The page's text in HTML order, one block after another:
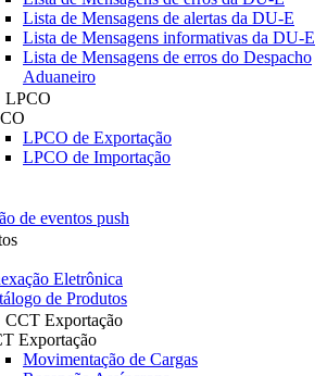
Lista de Mensagens de alertas da DU-E
Lista de Mensagens informativas da DU-E
Lista de Mensagens de erros do Despacho
Aduaneiro
LPCO
LPCO de Exportação
LPCO de Importação
de eventos push
Eletrônica
de Produtos
CCT Exportação
Exportação
Movimentação de Cargas